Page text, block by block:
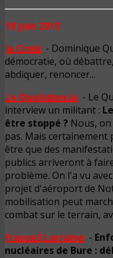
19 juin 2013
la Croix - Dominique
démocratie, où
abdiquer, renoncer...
Le Quotidien.lu - Le
interview un militant :
être stoppé ? Nous,
pas. Mais certainement
être que des
publics arriveront à
problème. On l'a vu
projet d'aéroport de
mobilisation peut
combat sur le terrain,
France3 Lorraine -
nucléaires de Bure :